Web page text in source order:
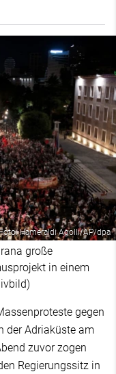
Hameraldi Agolli/AP/dpa
große
in einem
gegen
der Adriaküste am
zuvor zogen
Regierungssitz in